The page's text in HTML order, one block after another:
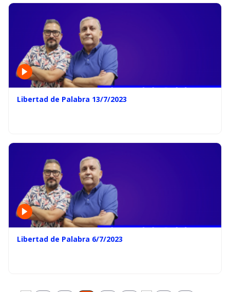
Libertad de Palabra 13/7/2023
Libertad de Palabra 6/7/2023